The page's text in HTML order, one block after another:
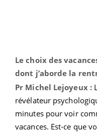
Le choix des
dont j’aborde la
Pr Michel Lejoyeux :
révélateur
minutes pour voir
vacances. Est-ce que